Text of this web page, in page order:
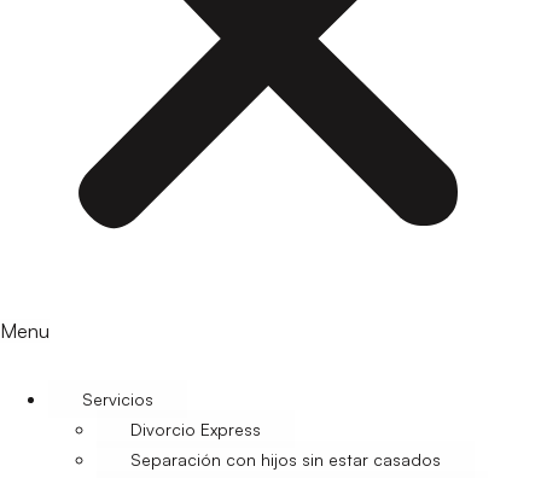
Menu
Servicios
Divorcio Express
Separación con hijos sin estar casados